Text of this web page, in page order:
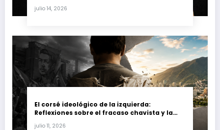
julio 14, 2026
El corsé ideológico de la izquierda:
Reflexiones sobre el fracaso chavista y la
julio 11, 2026